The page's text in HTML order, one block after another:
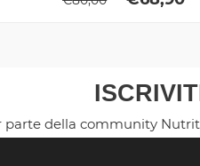
parte della community